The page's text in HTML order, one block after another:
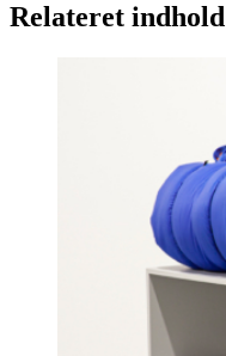
Relateret indhold